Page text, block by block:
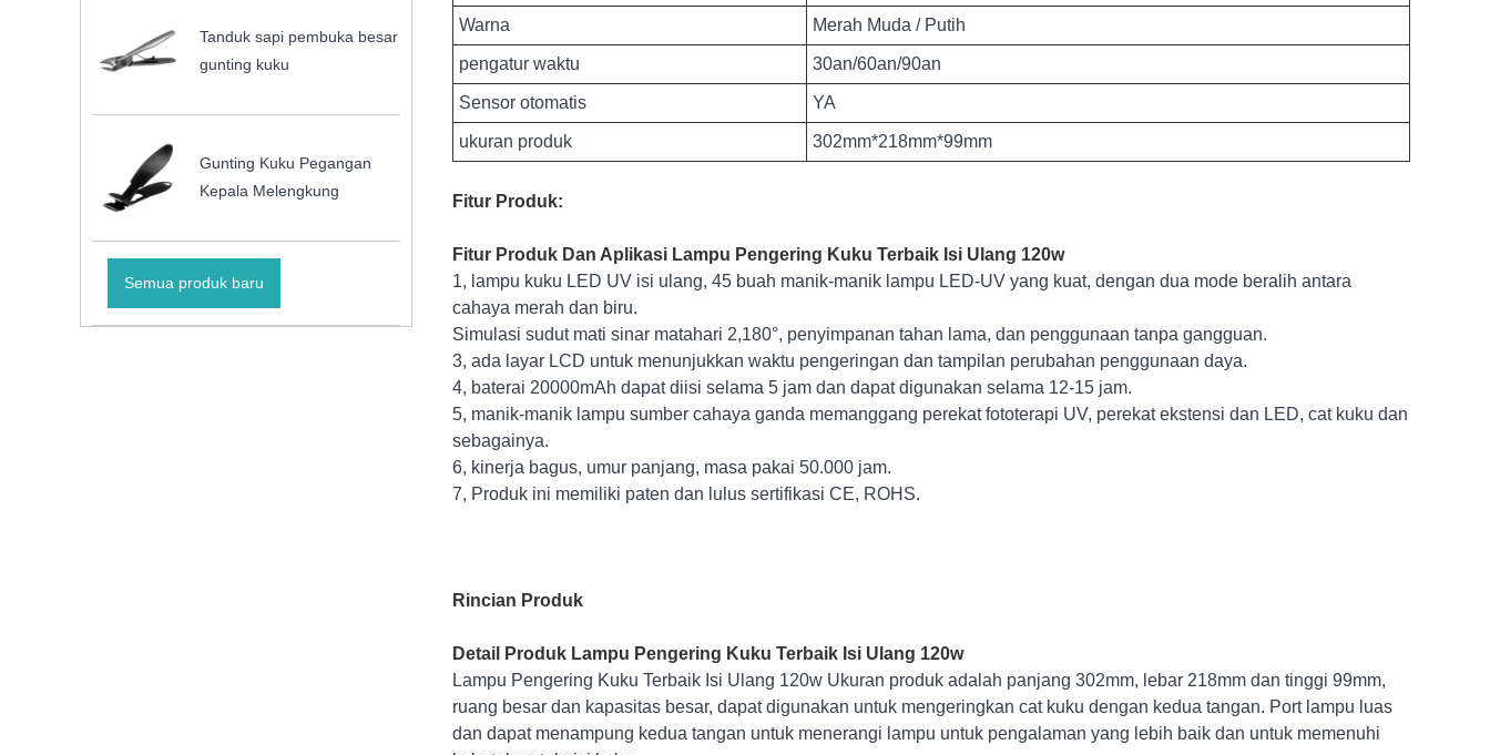
Tanduk sapi pembuka besar
gunting kuku
Gunting Kuku Pegangan
Kepala Melengkung
Semua produk baru
Warna Merah Muda / Putih
pengatur waktu 30an/60an/90an
Sensor otomatis YA
ukuran produk 302mm*218mm*99mm
Fitur Produk:
Fitur Produk Dan Aplikasi Lampu Pengering Kuku Terbaik Isi Ulang 120w
1, lampu kuku LED UV isi ulang, 45 buah manik-manik lampu LED-UV yang kuat, dengan dua mode beralih antara
cahaya merah dan biru.
Simulasi sudut mati sinar matahari 2,180°, penyimpanan tahan lama, dan penggunaan tanpa gangguan.
3, ada layar LCD untuk menunjukkan waktu pengeringan dan tampilan perubahan penggunaan daya.
4, baterai 20000mAh dapat diisi selama 5 jam dan dapat digunakan selama 12-15 jam.
5, manik-manik lampu sumber cahaya ganda memanggang perekat fototerapi UV, perekat ekstensi dan LED, cat kuku dan
sebagainya.
6, kinerja bagus, umur panjang, masa pakai 50.000 jam.
7, Produk ini memiliki paten dan lulus sertifikasi CE, ROHS.
Rincian Produk
Detail Produk Lampu Pengering Kuku Terbaik Isi Ulang 120w
Lampu Pengering Kuku Terbaik Isi Ulang 120w Ukuran produk adalah panjang 302mm, lebar 218mm dan tinggi 99mm,
ruang besar dan kapasitas besar, dapat digunakan untuk mengeringkan cat kuku dengan kedua tangan. Port lampu luas
dan dapat menampung kedua tangan untuk menerangi lampu untuk pengalaman yang lebih baik dan untuk memenuhi